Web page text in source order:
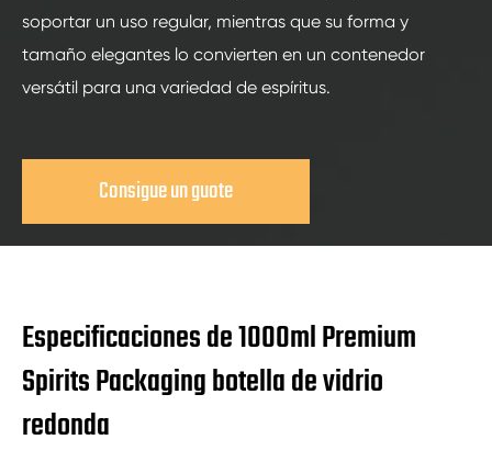
soportar un uso regular, mientras que su forma y
tamaño elegantes lo convierten en un contenedor
versátil para una variedad de espíritus.
Consigue un guote
Especificaciones de 1000ml Premium
Spirits Packaging botella de vidrio
redonda